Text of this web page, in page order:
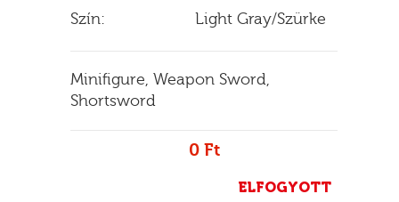
Szín:
Light Gray/Szürke
Minifigure, Weapon Sword,
Shortsword
0 Ft
ELFOGYOTT